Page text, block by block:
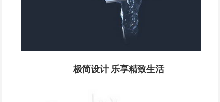
极简设计 乐享精致生活